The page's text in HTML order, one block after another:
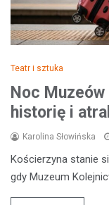
Teatr i sztuka
Noc
historię i
Karolina Słowińska
Kościerzyna stanie
gdy Muzeum